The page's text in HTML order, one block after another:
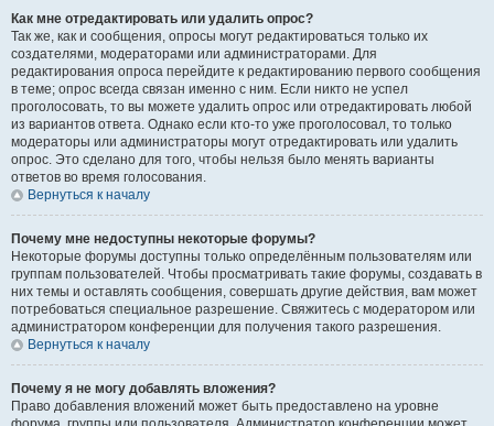
Как мне отредактировать или удалить опрос?
Так же, как и сообщения, опросы могут редактироваться только их
создателями, модераторами или администраторами. Для
редактирования опроса перейдите к редактированию первого сообщения
в теме; опрос всегда связан именно с ним. Если никто не успел
проголосовать, то вы можете удалить опрос или отредактировать любой
из вариантов ответа. Однако если кто-то уже проголосовал, то только
модераторы или администраторы могут отредактировать или удалить
опрос. Это сделано для того, чтобы нельзя было менять варианты
ответов во время голосования.
Вернуться к началу
Почему мне недоступны некоторые форумы?
Некоторые форумы доступны только определённым пользователям или
группам пользователей. Чтобы просматривать такие форумы, создавать в
них темы и оставлять сообщения, совершать другие действия, вам может
потребоваться специальное разрешение. Свяжитесь с модератором или
администратором конференции для получения такого разрешения.
Вернуться к началу
Почему я не могу добавлять вложения?
Право добавления вложений может быть предоставлено на уровне